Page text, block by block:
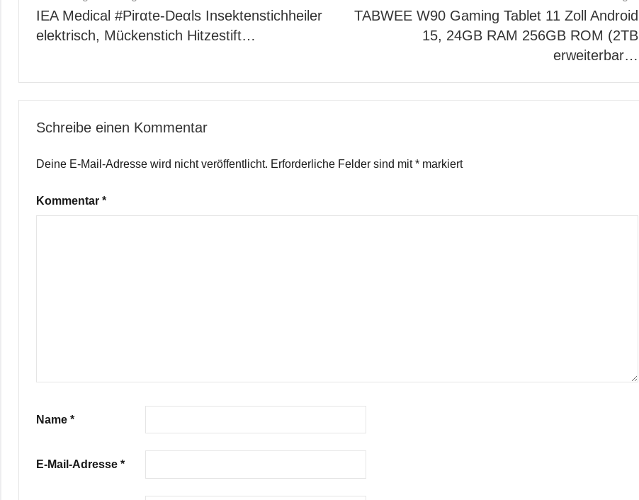
IEA Medical #Pirαtе-Dеαls Insektenstichheiler
elektrisch, Mückenstich Hitzestift…
TABWEE W90 Gaming Tablet 11 Zoll Android
15, 24GB RAM 256GB ROM (2TB
erweiterbar…
Schreibe einen Kommentar
Deine E-Mail-Adresse wird nicht veröffentlicht. Erforderliche Felder sind mit* markiert
Kommentar *
Name *
E-Mail-Adresse *